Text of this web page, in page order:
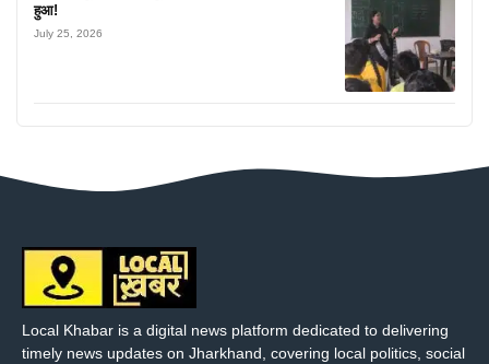
हुआ!
July 25, 2026
Local Khabar is a digital news platform dedicated to delivering
timely news updates on Jharkhand, covering local politics, social